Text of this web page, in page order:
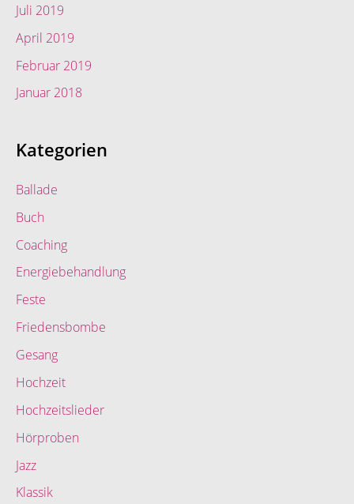
Juli 2019
April 2019
Februar 2019
Januar 2018
Kategorien
Ballade
Buch
Coaching
Energiebehandlung
Feste
Friedensbombe
Gesang
Hochzeit
Hochzeitslieder
Hörproben
Jazz
Klassik